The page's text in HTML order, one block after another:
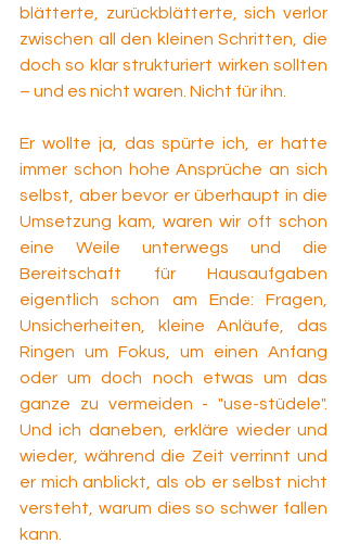
blätterte, zurückblätterte, sich verlor
zwischen all den kleinen Schritten, die
doch so klar strukturiert wirken sollten
– und es nicht waren. Nicht für ihn.
Er wollte ja, das spürte ich, er hatte
immer schon hohe Ansprüche an sich
selbst, aber bevor er überhaupt in die
Umsetzung kam, waren wir oft schon
eine Weile unterwegs und die
Bereitschaft für Hausaufgaben
eigentlich schon am Ende: Fragen,
Unsicherheiten, kleine Anläufe, das
Ringen um Fokus, um einen Anfang
oder um doch noch etwas um das
ganze zu vermeiden - "use-stüdele".
Und ich daneben, erkläre wieder und
wieder, während die Zeit verrinnt und
er mich anblickt, als ob er selbst nicht
versteht, warum dies so schwer fallen
kann.